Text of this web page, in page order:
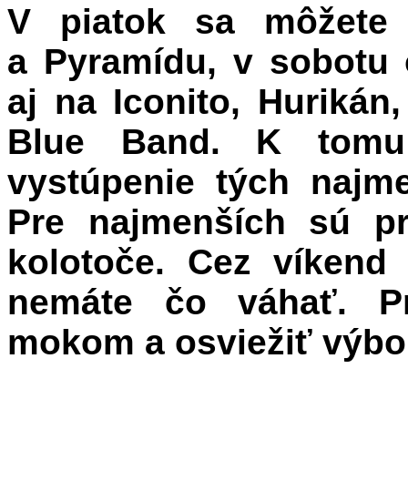
V piatok sa
a Pyramídu, v sobotu
aj na Iconito,
Blue Band. K
vystúpenie tých
Pre najmenších sú
kolotoče. Cez
nemáte čo váhať.
mokom a osviežiť